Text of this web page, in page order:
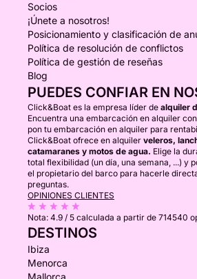
Socios
¡Únete a nosotros!
Posicionamiento y clasificación de
Política de resolución de conflictos
Política de gestión de reseñas
Blog
PUEDES CONFIAR EN
Click&Boat es la empresa líder de alquiler
Encuentra una embarcación en alquiler
pon tu embarcación en alquiler para
Click&Boat ofrece en alquiler veleros,
catamaranes y motos de agua. Elige la
total flexibilidad (un día, una semana, ...) y
el propietario del barco para hacerle
preguntas.
OPINIONES CLIENTES
Nota: 4.9 / 5 calculada a partir de 714540
DESTINOS
Ibiza
Menorca
Mallorca